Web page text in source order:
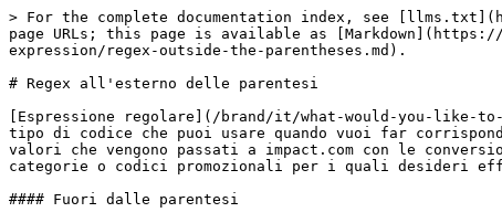
> For the complete documentation index, see
page URLs; this page is available as
expression/regex-outside-the-parentheses.md).
# Regex all'esterno delle parentesi
[Espressione regolare](/brand/it/what-would-you-like-
tipo di codice che puoi usare quando vuoi far
valori che vengono passati a impact.com con le
categorie o codici promozionali per i quali desideri
#### Fuori dalle parentesi